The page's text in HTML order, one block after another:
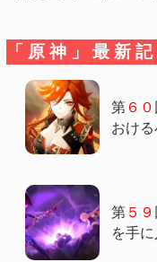
「原神」最新
第６０
おける
第５９
を手